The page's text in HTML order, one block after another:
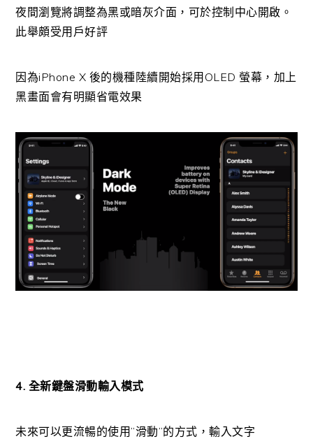
夜間瀏覽將調整為黑或暗灰介面，可於控制中心開啟。
此舉頗受用戶好評
因為iPhone X 後的機種陸續開始採用OLED 螢幕，加上
黑畫面會有明顯省電效果
4. 全新鍵盤滑動輸入模式
未來可以更流暢的使用”滑動”的方式，輸入文字